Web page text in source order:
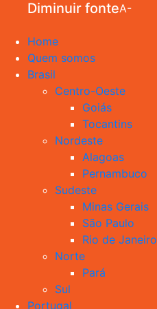
Diminuir fonteA-
Home
Quem somos
Brasil
Centro-Oeste
Goiás
Tocantins
Nordeste
Alagoas
Pernambuco
Sudeste
Minas Gerais
São Paulo
Rio de Janeiro
Norte
Pará
Sul
Portugal